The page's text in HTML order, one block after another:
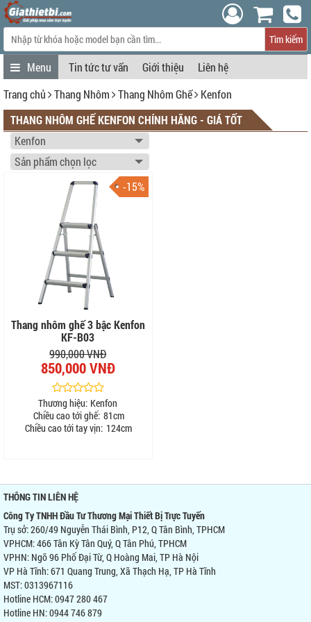
Tìm kiếm
Tin tức tư vấn Giới thiệu
Liên hệ
Trang chủ
Thang Nhôm Thang Nhôm Ghế
Kenfon
THANG NHÔM GHẾ KENFON CHÍNH HÃNG - GIÁ TỐT
-15%
Thang nhôm ghế 3 bậc Kenfon
KF-B03
990,000 VNĐ
850,000 VNĐ
Thương hiệu: Kenfon
Chiều cao tới ghế: 81cm
Chiều cao tới tay vịn: 124cm
THÔNG TIN LIÊN HỆ
Công Ty TNHH Đầu Tư Thương Mại Thiết Bị Trực Tuyến
Trụ sở: 260/49 Nguyễn Thái Bình, P12, Q Tân Bình, TPHCM
VPHCM: 466 Tân Kỳ Tân Quý, Q Tân Phú, TPHCM
VPHN: Ngõ 96 Phố Đại Từ, Q Hoàng Mai, TP Hà Nội
VP Hà Tĩnh: 671 Quang Trung, Xã Thạch Hạ, TP Hà Tĩnh
MST: 0313967116
Hotline HCM: 0947 280 467
Hotline HN: 0944 746 879